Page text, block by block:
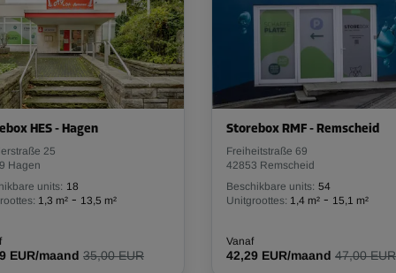
Vanaf 70,39 EUR/maand
-10%
57,00 EUR/maand
Vanaf
-10%
HES - Hagen
25
Hagen
units: 18
1,3 m² - 13,5 m²
EUR/maand 35,00 EUR
Storebox RMF - Remscheid
Freiheitstraße 69
42853 Remscheid
Beschikbare units: 54
Unitgroottes: 1,4 m² - 15,1 m²
Vanaf
42,29 EUR/maand 47,00 EUR